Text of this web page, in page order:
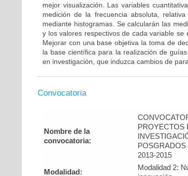
mejor visualización. Las variables
medición de la frecuencia absoluta,
mediante histogramas. Se calcularán las
y los valores respectivos de cada variable
Mejorar con una base objetiva la toma de
la base científica para la realización de
en investigación, que induzca cambios de
Convocatoria
Nombre de la
convocatoria:
PROYECTOS
2013-2015
Modalidad:
Modalidad 2: